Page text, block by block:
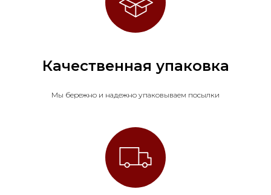
Качественная упаковка
Мы бережно и надежно упаковываем посылки